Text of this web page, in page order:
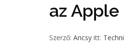
az Apple
Szerző: Ancsy itt: